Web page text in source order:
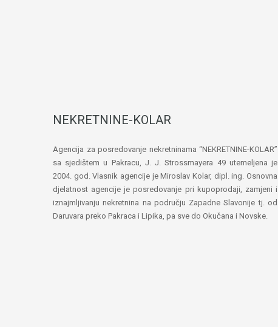
NEKRETNINE-KOLAR
Agencija za posredovanje nekretninama “NEKRETNINE-KOLAR”
sa sjedištem u Pakracu, J. J. Strossmayera 49 utemeljena je
2004. god. Vlasnik agencije je Miroslav Kolar, dipl. ing. Osnovna
djelatnost agencije je posredovanje pri kupoprodaji, zamjeni i
iznajmljivanju nekretnina na području Zapadne Slavonije tj. od
Daruvara preko Pakraca i Lipika, pa sve do Okučana i Novske.